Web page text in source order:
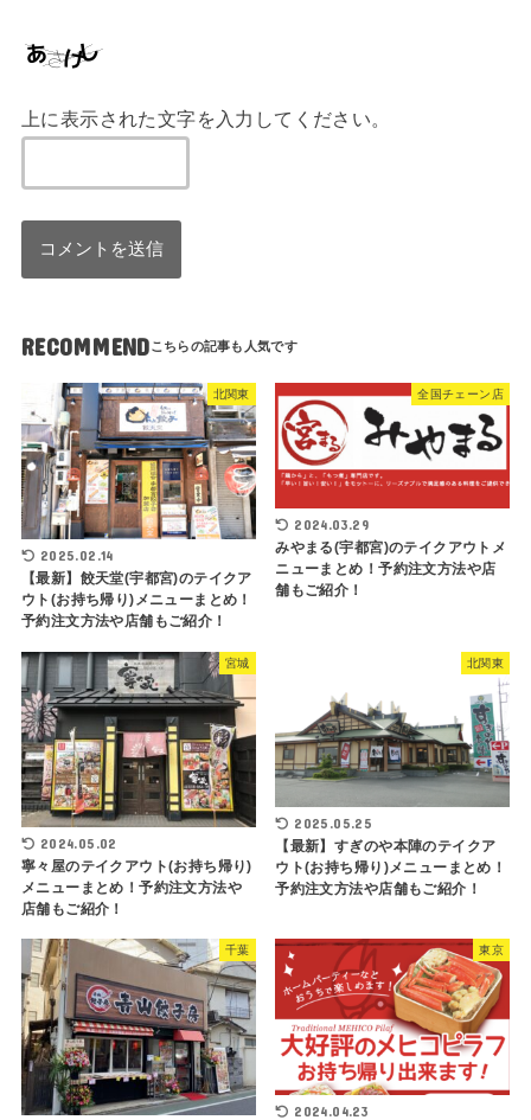
上に表示された文字を入力してください。
RECOMMEND
北関東
2025.02.14
【最新】餃天堂(宇都宮)のテイクア
ウト(お持ち帰り)メニューまとめ！
予約注文方法や店舗もご紹介！
全国チェーン店
2024.03.29
みやまる(宇都宮)のテイクアウトメ
ニューまとめ！予約注文方法や店
舗もご紹介！
宮城
2024.05.02
寧々屋のテイクアウト(お持ち帰り)
メニューまとめ！予約注文方法や
店舗もご紹介！
北関東
2025.05.25
【最新】すぎのや本陣のテイクア
ウト(お持ち帰り)メニューまとめ！
予約注文方法や店舗もご紹介！
千葉 東京
2024.04.23